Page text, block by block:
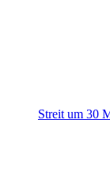
Streit um 30